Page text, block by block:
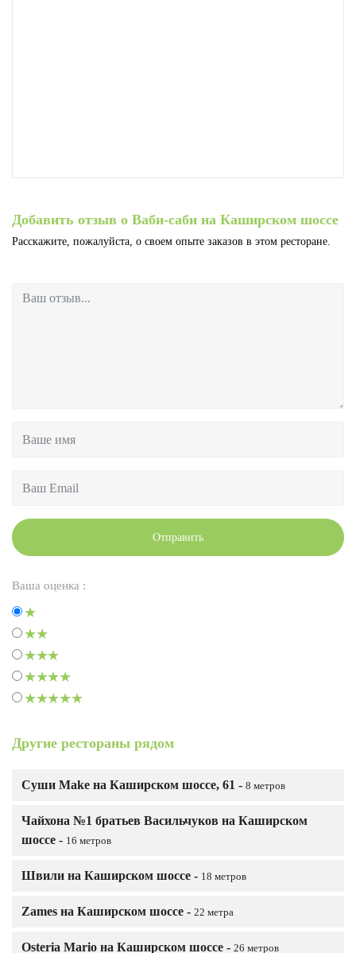
Добавить отзыв о Ваби-саби на Каширском шоссе
Расскажите, пожалуйста, о своем опыте заказов в этом ресторане.
Отправить
Ваша оценка :
Другие рестораны рядом
Суши Make на Каширском шоссе, 61 - 8 метров
Чайхона №1 братьев Васильчуков на Каширском
шоссе - 16 метров
Швили на Каширском шоссе - 18 метров
Zames на Каширском шоссе - 22 метра
Osteria Mario на Каширском шоссе - 26 метров